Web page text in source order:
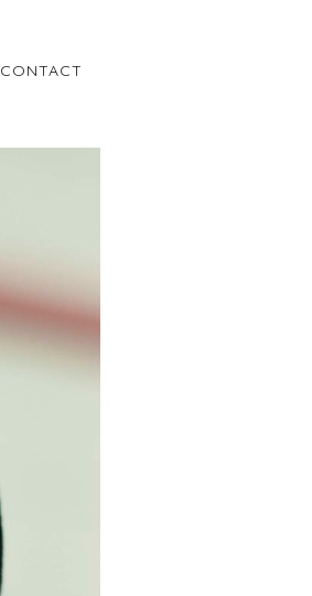
CONTACT